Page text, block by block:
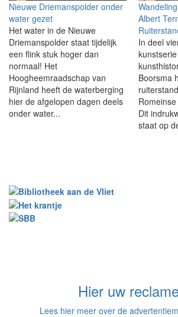
Nieuwe Driemanspolder onder
water gezet
Het water in de Nieuwe
Driemanspolder staat tijdelijk
een flink stuk hoger dan
normaal! Het
Hoogheemraadschap van
Rijnland heeft de waterberging
hier de afgelopen dagen deels
onder water...
Albert
In deel
Boorsma
Dit
staat op
Hier uw
Lees hier meer over de